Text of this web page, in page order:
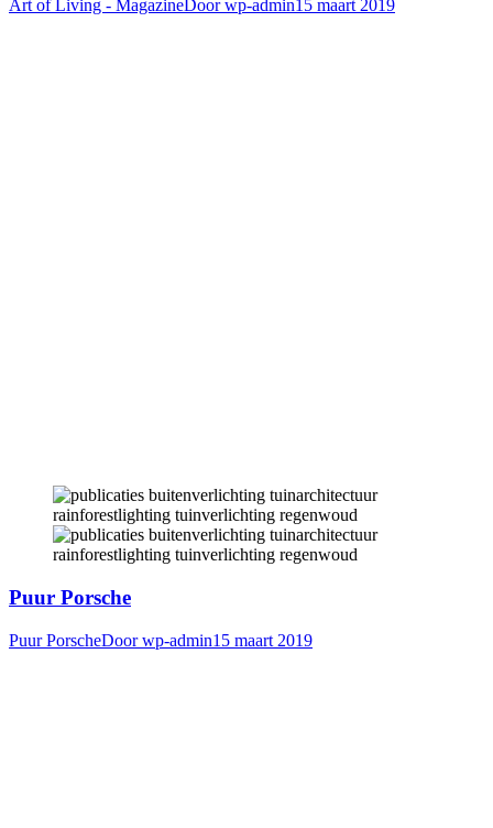
Art of Living - Magazine Doorwp-admin15 maart 2019
Puur Porsche
Puur PorscheDoorwp-admin15 maart 2019